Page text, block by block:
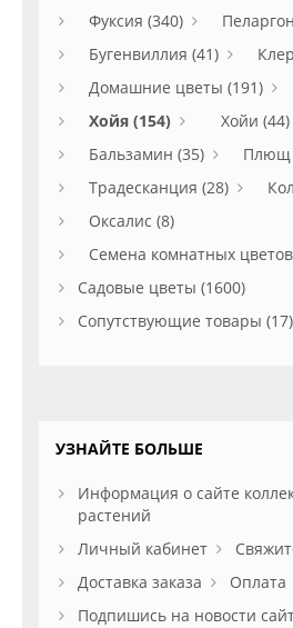
Фуксия (340)
Бугенвиллия (41)
Домашние цветы (191)
Хойя (154)
Хойи (44)
Бальзамин (35)
Плющ
Традесканция (28)
Оксалис (8)
Семена комнатных
Садовые цветы (1600)
Сопутствующие товары (17)
УЗНАЙТЕ БОЛЬШЕ
Информация о сайте
растений
Личный кабинет
Доставка заказа
Оплата
Подпишись на новости